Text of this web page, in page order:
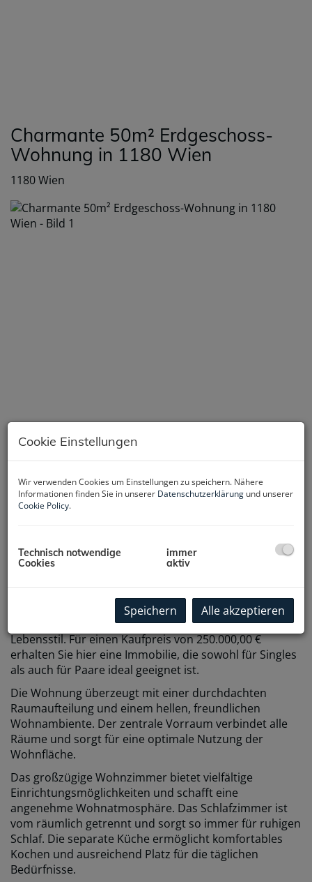
Charmante 50m² Erdgeschoss-
Wohnung in 1180 Wien
1180 Wien
im Erdgeschoss bietet auf 50 m² eine perfekte
Kombination aus Komfort, Praktikabilität und urbanem
Lebensstil. Für einen Kaufpreis von 250.000,00 €
erhalten Sie hier eine Immobilie, die sowohl für Singles
als auch für Paare ideal geeignet ist.
Die Wohnung überzeugt mit einer durchdachten
Raumaufteilung und einem hellen, freundlichen
Wohnambiente. Der zentrale Vorraum verbindet alle
Räume und sorgt für eine optimale Nutzung der
Wohnfläche.
Das großzügige Wohnzimmer bietet vielfältige
Einrichtungsmöglichkeiten und schafft eine
angenehme Wohnatmosphäre. Das Schlafzimmer ist
vom räumlich getrennt und sorgt so immer für ruhigen
Schlaf. Die separate Küche ermöglicht komfortables
Kochen und ausreichend Platz für die täglichen
Bedürfnisse.
Cookie Einstellungen
Wir verwenden Cookies um Einstellungen zu speichern. Nähere
Informationen finden Sie in unserer Datenschutzerklärung und unserer
Cookie Policy.
Technisch notwendige
Cookies
immer
aktiv
Speichern Alle akzeptieren